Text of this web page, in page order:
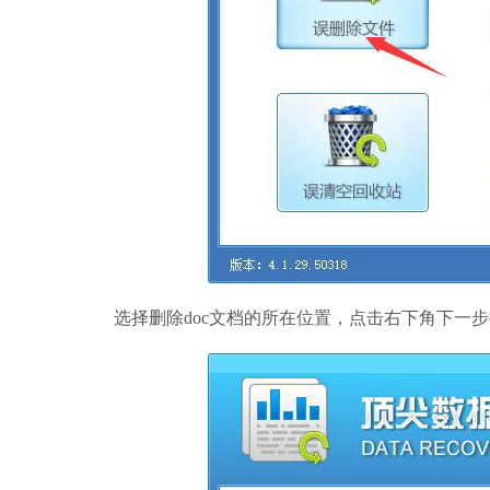
选择删除doc文档的所在位置，点击右下角下一